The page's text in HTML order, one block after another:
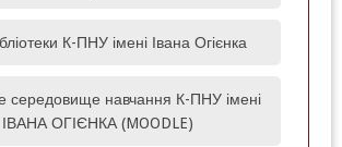
К-ПНУ імені Івана Огієнка
середовище навчання К-ПНУ імені
ІВАНА ОГІЄНКА (MOODLE)‎